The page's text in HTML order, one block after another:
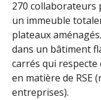
270 collaborateurs
un immeuble
plateaux
dans un bâtiment
carrés qui
en matière de RSE
entreprises).